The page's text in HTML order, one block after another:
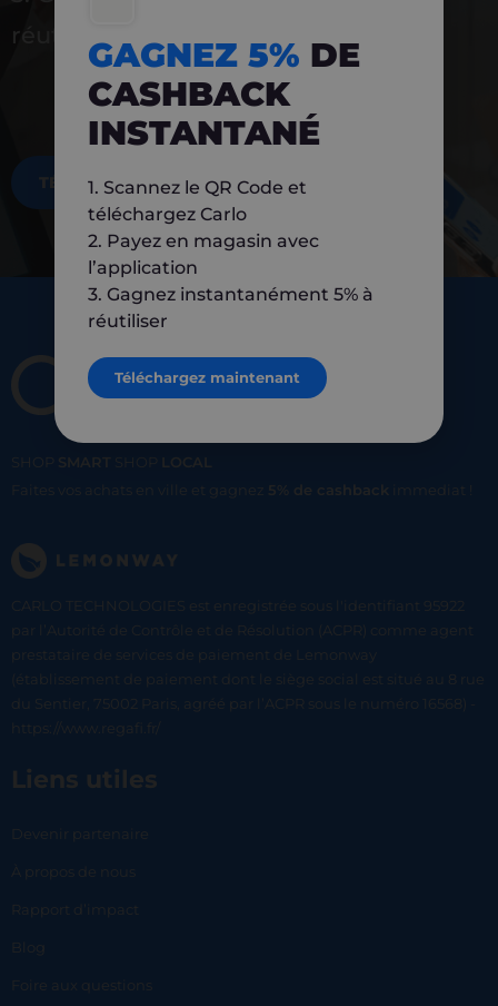
réutiliser
TÉLÉCHARGEZ MAINTENANT
SHOP SMART SHOP
LOCAL
Faites vos achats en ville et gagnez 5% de cashback immediat !
CARLO TECHNOLOGIES est enregistrée sous l'identifiant 95922
par l’Autorité de Contrôle et de Résolution (ACPR) comme agent
prestataire de services de paiement de Lemonway
(établissement de paiement dont le siège social est situé au 8 rue
du Sentier, 75002 Paris, agréé par l’ACPR sous le numéro 16568) -
https://www.regafi.fr/
Liens utiles
Devenir partenaire
À propos de nous
Rapport d’impact
Blog
Foire aux questions
GAGNEZ 5% DE
CASHBACK
INSTANTANÉ
1. Scannez le QR Code et
téléchargez Carlo
2. Payez en magasin avec
l’application
3. Gagnez instantanément 5% à
réutiliser
Téléchargez maintenant